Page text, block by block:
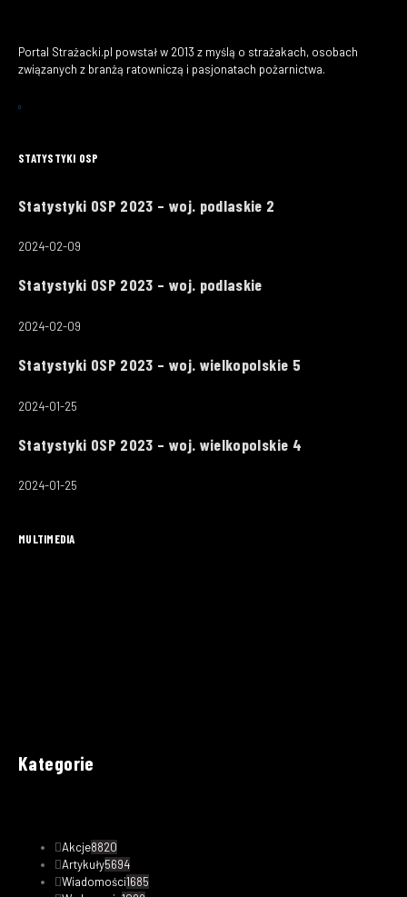
Portal Strażacki.pl powstał w 2013 z myślą o strażakach, osobach
związanych z branżą ratowniczą i pasjonatach pożarnictwa.
STATYSTYKI OSP
Statystyki OSP 2023 – woj. podlaskie 2
2024-02-09
Statystyki OSP 2023 – woj. podlaskie
2024-02-09
Statystyki OSP 2023 – woj. wielkopolskie 5
2024-01-25
Statystyki OSP 2023 – woj. wielkopolskie 4
2024-01-25
MULTIMEDIA
Kategorie
Akcje8820
Artykuły5694
Wiadomości1685